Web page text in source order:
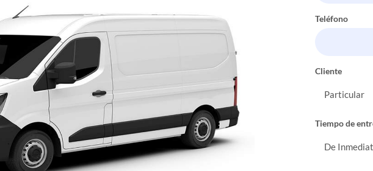
Teléfono
Cliente
Tiempo de